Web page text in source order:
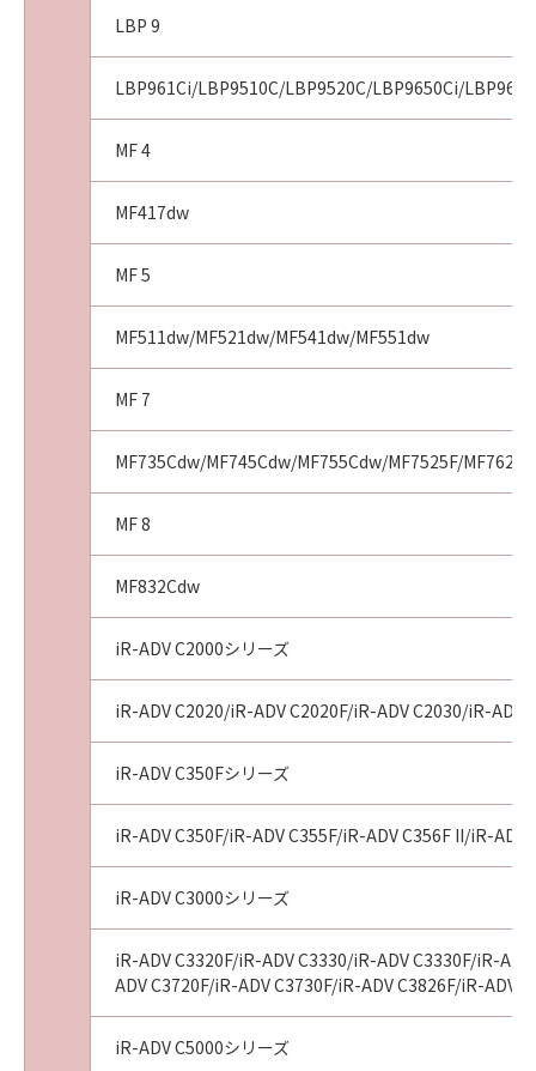
LBP 9
LBP961Ci/LBP9510C/LBP9520C/LBP9650Ci/
MF 4
MF417dw
MF 5
MF511dw/MF521dw/MF541dw/MF551dw
MF 7
MF735Cdw/MF745Cdw/MF755Cdw/MF7525F/
MF 8
MF832Cdw
iR-ADV C2000シリーズ
iR-ADV C2020/iR-ADV C2020F/iR-ADV C2030/iR-
iR-ADV C350Fシリーズ
iR-ADV C350F/iR-ADV C355F/iR-ADV C356F II/iR-
iR-ADV C3000シリーズ
iR-ADV C3320F/iR-ADV C3330/iR-ADV C3330F/iR-
ADV C3720F/iR-ADV C3730F/iR-ADV C3826F/iR-ADV
iR-ADV C5000シリーズ